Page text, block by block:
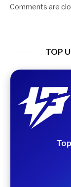
Comments are
TOP